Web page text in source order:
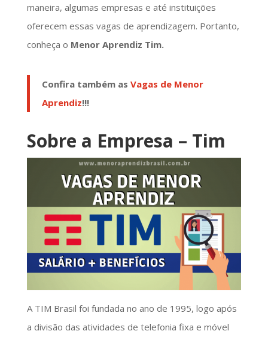
maneira, algumas empresas e até instituições
oferecem essas vagas de aprendizagem. Portanto,
conheça o Menor Aprendiz Tim.
Confira também as Vagas de Menor
Aprendiz!!!
Sobre a Empresa – Tim
A TIM Brasil foi fundada no ano de 1995, logo após
a divisão das atividades de telefonia fixa e móvel